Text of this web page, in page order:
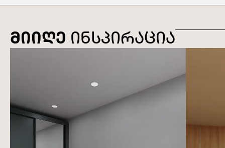
მიიღე ინსპირაცია